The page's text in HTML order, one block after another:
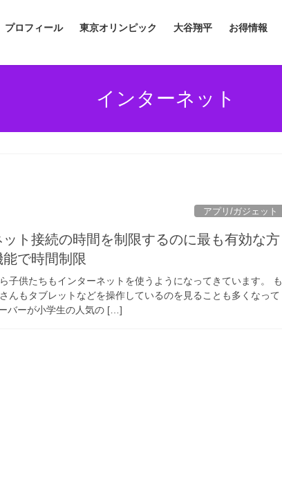
プロフィール 東京オリンピック 大谷翔平 お得情報
インターネット
アプリ/ガジェット
ト接続の時間を制限するのに最も有効な方
で時間制限
子供たちもインターネットを使うようになってきています。 も
んもタブレットなどを操作しているのを見ることも多くなって
バーが小学生の人気の […]